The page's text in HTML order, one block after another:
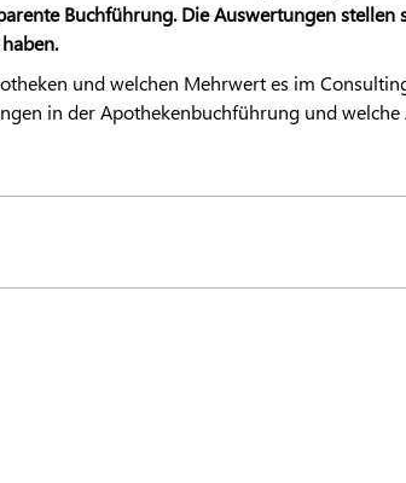
Buchführung. Die Auswertungen stellen
und welchen Mehrwert es im
in der Apothekenbuchführung und